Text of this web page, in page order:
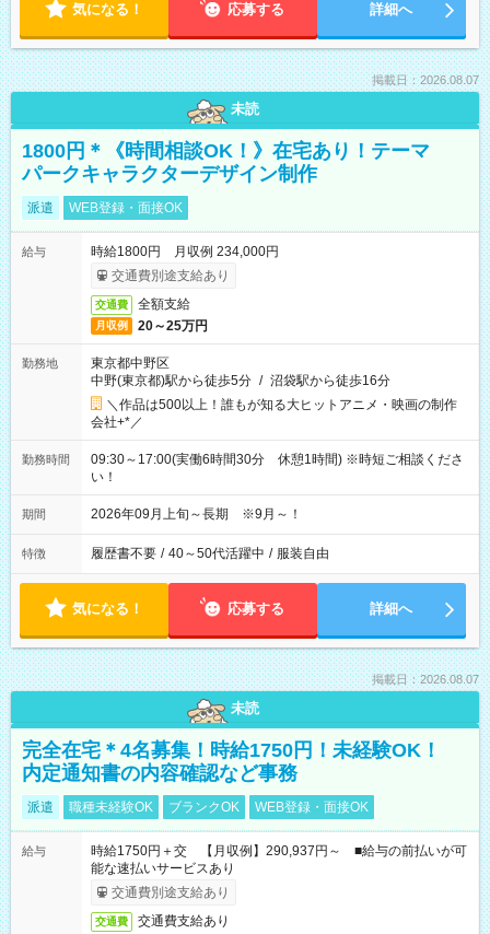
気になる！ 応募する 詳細へ
掲載日：2026.08.07
未読
1800円＊《時間相談OK！》在宅あり！テーマ
パークキャラクターデザイン制作
派遣 WEB登録・面接OK
給与
時給1800円 月収例 234,000円
交通費別途支給あり
交通費 全額支給
月収例 20～25万円
勤務地
東京都中野区
中野(東京都)駅から徒歩5分 / 沼袋駅から徒歩16分
＼作品は500以上！誰もが知る大ヒットアニメ・映画の制作
会社+*／
勤務時間
09:30～17:00(実働6時間30分 休憩1時間) ※時短ご相談くださ
い！
期間 2026年09月上旬～長期 ※9月～！
特徴 履歴書不要 / 40～50代活躍中 / 服装自由
気になる！ 応募する 詳細へ
掲載日：2026.08.07
未読
完全在宅＊4名募集！時給1750円！未経験OK！
内定通知書の内容確認など事務
派遣 職種未経験OK ブランクOK WEB登録・面接OK
給与
時給1750円＋交 【月収例】290,937円～ ■給与の前払いが可
能な速払いサービスあり
交通費別途支給あり
交通費 交通費支給あり